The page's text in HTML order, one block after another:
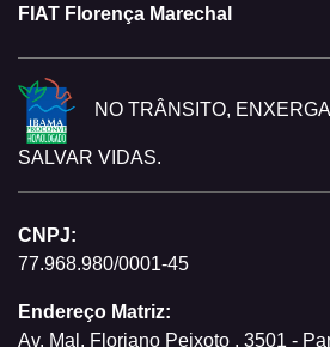
FIAT Florença Marechal
NO TRÂNSITO,
SALVAR VIDAS.
CNPJ:
77.968.980/0001-45
Endereço Matriz:
Av. Mal. Floriano Peixoto , 3501 -